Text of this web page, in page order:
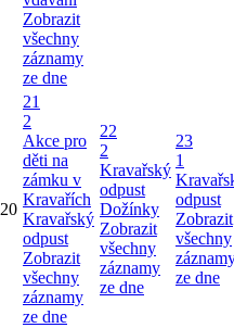
Zobrazit
všechny
záznamy
ze dne
20
21
2
Akce pro
děti na
zámku v
Kravařích
Kravařský
odpust
Zobrazit
všechny
záznamy
ze dne
22
2
Kravařský
odpust
Dožínky
Zobrazit
všechny
záznamy
ze dne
23
1
odpust
Zobrazit
všechny
ze dne